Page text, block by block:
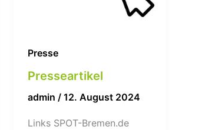
Presse
Presseartikel
admin / 12. August 2024
Links SPOT-Bremen.de